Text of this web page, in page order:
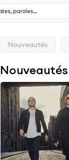
Nouveautés
Nouveautés